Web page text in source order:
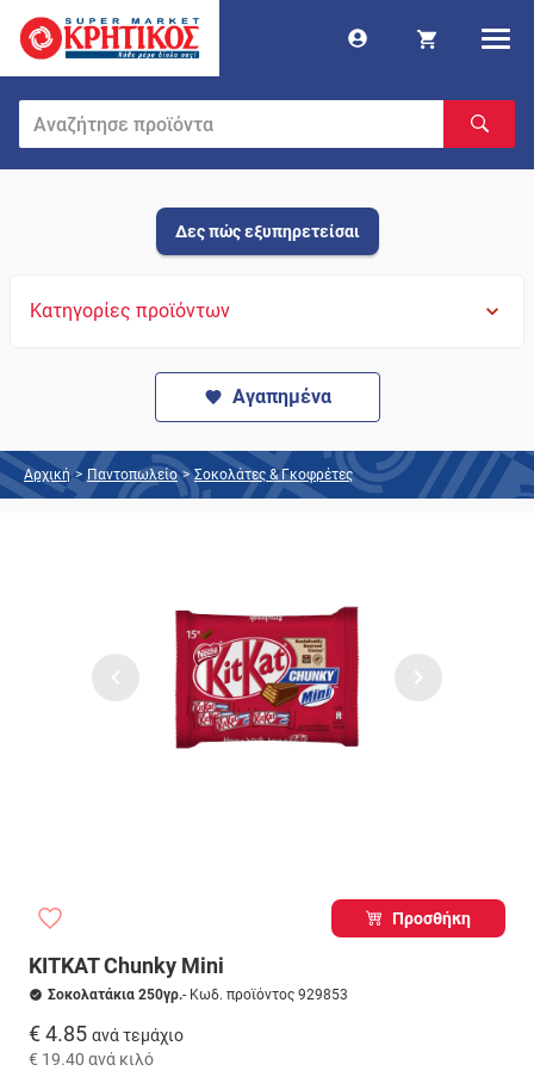
Δες πώς εξυπηρετείσαι
Κατηγορίες προϊόντων
Αγαπημένα
Αρχική > Παντοπωλείο > Σοκολάτες & Γκοφρέτες
Προσθήκη
KITKAT Chunky Mini
Σοκολατάκια 250γρ.- Κωδ. προϊόντος 929853
€ 4.85 ανά τεμάχιο
€ 19.40 ανά κιλό